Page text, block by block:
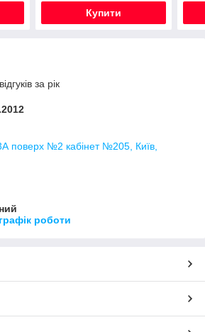
Купити
за рік
поверх №2 кабінет №205, Київ,
роботи